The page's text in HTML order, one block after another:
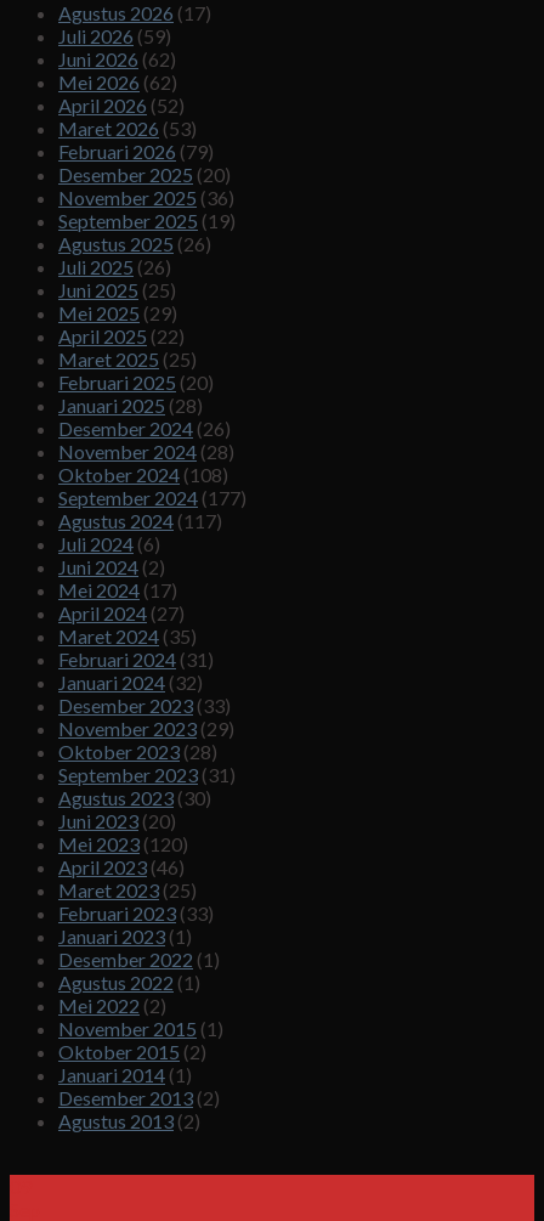
Agustus 2026 (17)
Juli 2026 (59)
Juni 2026 (62)
Mei 2026 (62)
April 2026 (52)
Maret 2026 (53)
Februari 2026 (79)
Desember 2025 (20)
November 2025 (36)
September 2025 (19)
Agustus 2025 (26)
Juli 2025 (26)
Juni 2025 (25)
Mei 2025 (29)
April 2025 (22)
Maret 2025 (25)
Februari 2025 (20)
Januari 2025 (28)
Desember 2024 (26)
November 2024 (28)
Oktober 2024 (108)
September 2024 (177)
Agustus 2024 (117)
Juli 2024 (6)
Juni 2024 (2)
Mei 2024 (17)
April 2024 (27)
Maret 2024 (35)
Februari 2024 (31)
Januari 2024 (32)
Desember 2023 (33)
November 2023 (29)
Oktober 2023 (28)
September 2023 (31)
Agustus 2023 (30)
Juni 2023 (20)
Mei 2023 (120)
April 2023 (46)
Maret 2023 (25)
Februari 2023 (33)
Januari 2023 (1)
Desember 2022 (1)
Agustus 2022 (1)
Mei 2022 (2)
November 2015 (1)
Oktober 2015 (2)
Januari 2014 (1)
Desember 2013 (2)
Agustus 2013 (2)